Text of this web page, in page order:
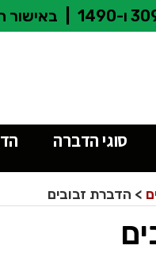
באישור
סוגי הדברה
> הדברת זבובים